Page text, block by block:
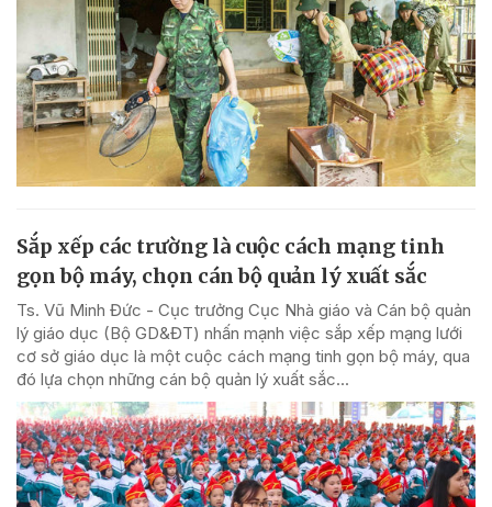
Sắp xếp các trường là cuộc cách mạng tinh
gọn bộ máy, chọn cán bộ quản lý xuất sắc
Ts. Vũ Minh Đức - Cục trưởng Cục Nhà giáo và Cán bộ quản
lý giáo dục (Bộ GD&ĐT) nhấn mạnh việc sắp xếp mạng lưới
cơ sở giáo dục là một cuộc cách mạng tinh gọn bộ máy, qua
đó lựa chọn những cán bộ quản lý xuất sắc...